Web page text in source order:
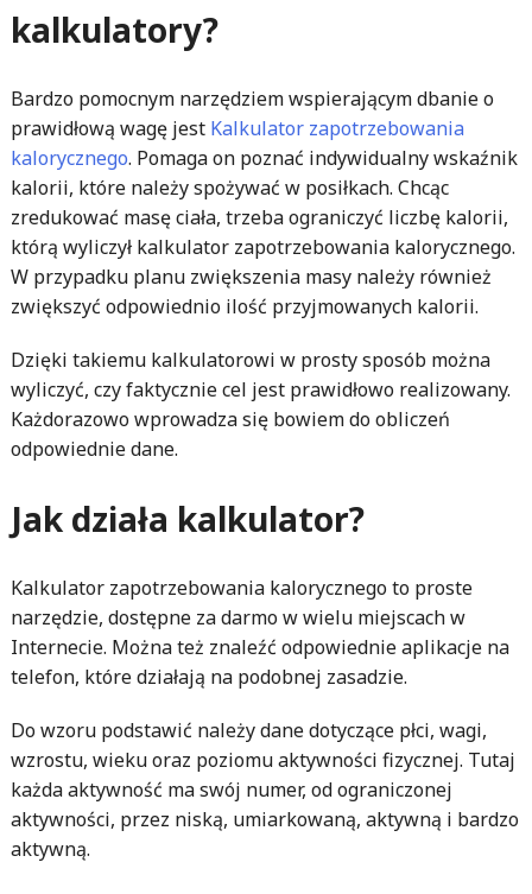
kalkulatory?
Bardzo pomocnym narzędziem wspierającym dbanie o
prawidłową wagę jest Kalkulator zapotrzebowania
kalorycznego. Pomaga on poznać indywidualny wskaźnik
kalorii, które należy spożywać w posiłkach. Chcąc
zredukować masę ciała, trzeba ograniczyć liczbę kalorii,
którą wyliczył kalkulator zapotrzebowania kalorycznego.
W przypadku planu zwiększenia masy należy również
zwiększyć odpowiednio ilość przyjmowanych kalorii.
Dzięki takiemu kalkulatorowi w prosty sposób można
wyliczyć, czy faktycznie cel jest prawidłowo realizowany.
Każdorazowo wprowadza się bowiem do obliczeń
odpowiednie dane.
Jak działa kalkulator?
Kalkulator zapotrzebowania kalorycznego to proste
narzędzie, dostępne za darmo w wielu miejscach w
Internecie. Można też znaleźć odpowiednie aplikacje na
telefon, które działają na podobnej zasadzie.
Do wzoru podstawić należy dane dotyczące płci, wagi,
wzrostu, wieku oraz poziomu aktywności fizycznej. Tutaj
każda aktywność ma swój numer, od ograniczonej
aktywności, przez niską, umiarkowaną, aktywną i bardzo
aktywną.